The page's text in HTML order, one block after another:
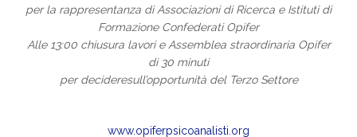
per la rappresentanza di Associazioni di Ricerca e Istituti di
Formazione Confederati Opifer
Alle 13:00 chiusura lavori e Assemblea straordinaria Opifer
di 30 minuti
per decideresull’opportunità del Terzo Settore
www.opiferpsicoanalisti.org